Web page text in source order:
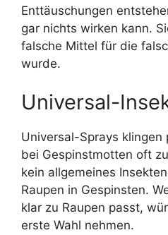
Enttäuschungen
gar nichts wirken kann.
falsche Mittel für die
wurde.
Universal-
Universal-Sprays
bei Gespinstmotten oft
kein allgemeines
Raupen in Gespinsten.
klar zu Raupen passt,
erste Wahl nehmen.